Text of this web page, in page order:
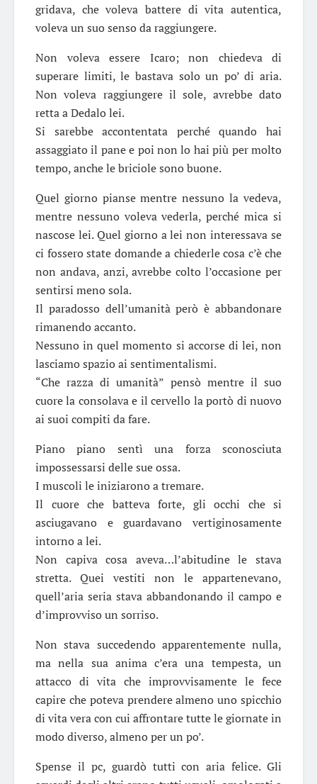
gridava, che voleva battere di vita autentica,
voleva un suo senso da raggiungere.
Non voleva essere Icaro; non chiedeva di
superare limiti, le bastava solo un po’ di aria.
Non voleva raggiungere il sole, avrebbe dato
retta a Dedalo lei.
Si sarebbe accontentata perché quando hai
assaggiato il pane e poi non lo hai più per molto
tempo, anche le briciole sono buone.
Quel giorno pianse mentre nessuno la vedeva,
mentre nessuno voleva vederla, perché mica si
nascose lei. Quel giorno a lei non interessava se
ci fossero state domande a chiederle cosa c’è che
non andava, anzi, avrebbe colto l’occasione per
sentirsi meno sola.
Il paradosso dell’umanità però è abbandonare
rimanendo accanto.
Nessuno in quel momento si accorse di lei, non
lasciamo spazio ai sentimentalismi.
“Che razza di umanità” pensò mentre il suo
cuore la consolava e il cervello la portò di nuovo
ai suoi compiti da fare.
Piano piano sentì una forza sconosciuta
impossessarsi delle sue ossa.
I muscoli le iniziarono a tremare.
Il cuore che batteva forte, gli occhi che si
asciugavano e guardavano vertiginosamente
intorno a lei.
Non capiva cosa aveva…l’abitudine le stava
stretta. Quei vestiti non le appartenevano,
quell’aria seria stava abbandonando il campo e
d’improvviso un sorriso.
Non stava succedendo apparentemente nulla,
ma nella sua anima c’era una tempesta, un
attacco di vita che improvvisamente le fece
capire che poteva prendere almeno uno spicchio
di vita vera con cui affrontare tutte le giornate in
modo diverso, almeno per un po’.
Spense il pc, guardò tutti con aria felice. Gli